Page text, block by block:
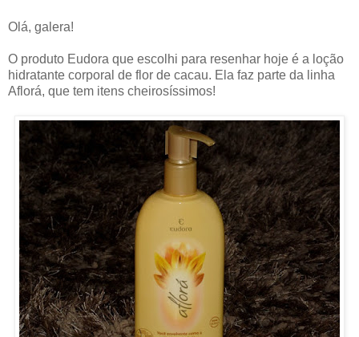
Olá, galera!
O produto Eudora que escolhi para resenhar hoje é a loção
hidratante corporal de flor de cacau. Ela faz parte da linha
Aflorá, que tem itens cheirosíssimos!